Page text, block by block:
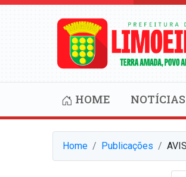
HOME NOTÍCIAS
Home Publicações